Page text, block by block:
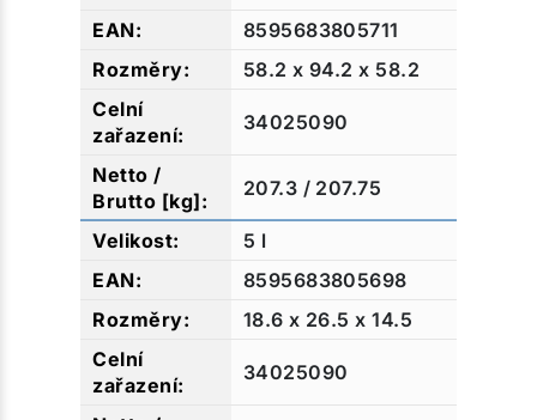
8595683805711
58.2 x 94.2 x 58.2
34025090
207.3 / 207.75
5 l
8595683805698
18.6 x 26.5 x 14.5
34025090